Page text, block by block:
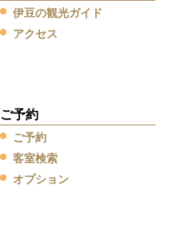
伊豆の観光ガイド
アクセス
ご予約
ご予約
客室検索
オプション